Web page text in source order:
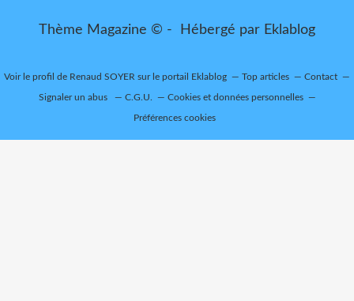
Thème Magazine © - Hébergé par Eklablog
Voir le profil de Renaud SOYER sur le portail Eklablog Top articles Contact
Signaler un abus C.G.U. Cookies et données personnelles
Préférences cookies